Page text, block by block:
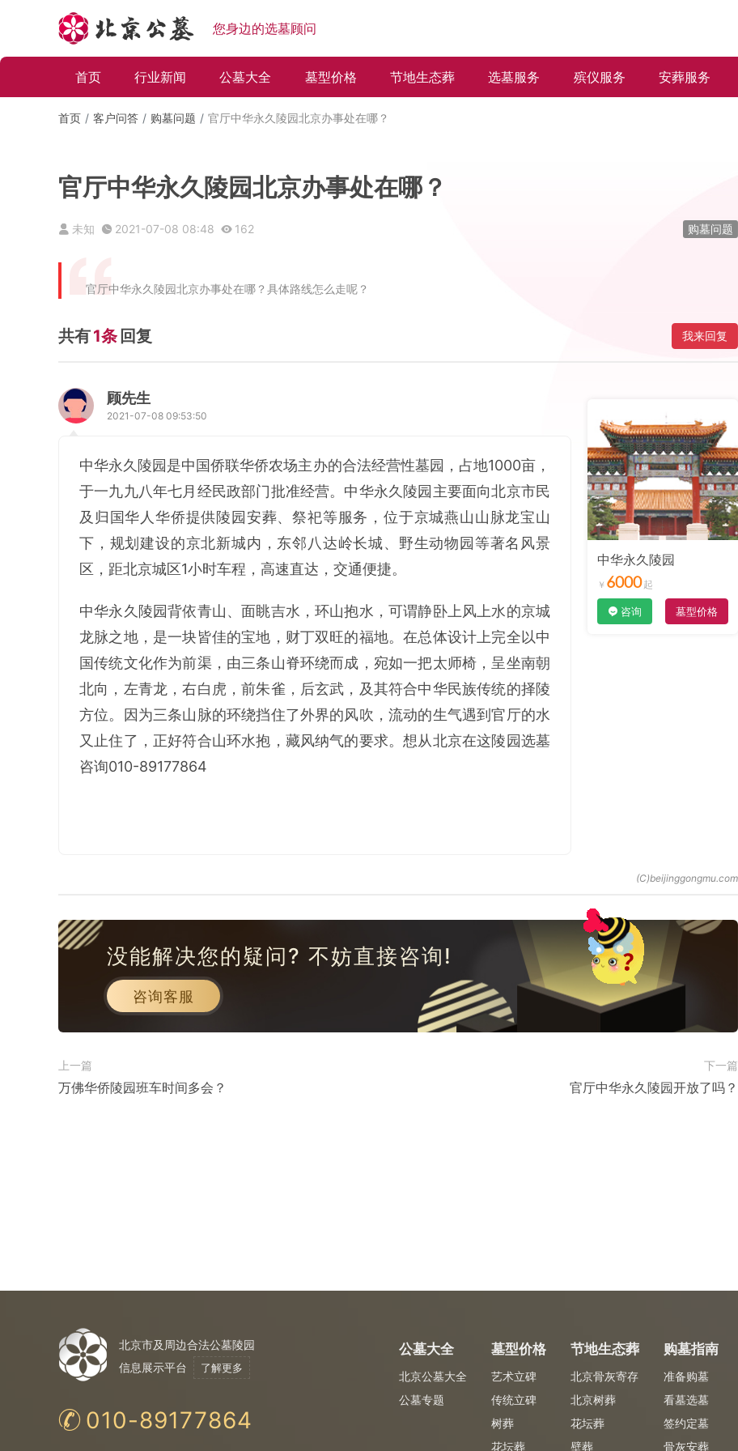
您身边的选墓顾问
首页 行业新闻 公墓大全 墓型价格 节地生态葬 选墓服务 殡仪服务 安葬服务
首页 客户问答 购墓问题 官厅中华永久陵园北京办事处在哪？
官厅中华永久陵园北京办事处在哪？
未知 2021-07-08 08:48 162 购墓问题
官厅中华永久陵园北京办事处在哪？具体路线怎么走呢？
共有1条 回复 我来回复
顾先生
2021-07-08 09:53:50
中华永久陵园是中国侨联华侨农场主办的合法经营性墓园，占地1000亩，
于一九九八年七月经民政部门批准经营。中华永久陵园主要面向北京市民
及归国华人华侨提供陵园安葬、祭祀等服务，位于京城燕山山脉龙宝山
下，规划建设的京北新城内，东邻八达岭长城、野生动物园等著名风景
区，距北京城区1小时车程，高速直达，交通便捷。
中华永久陵园背依青山、面眺吉水，环山抱水，可谓静卧上风上水的京城
龙脉之地，是一块皆佳的宝地，财丁双旺的福地。在总体设计上完全以中
国传统文化作为前渠，由三条山脊环绕而成，宛如一把太师椅，呈坐南朝
北向，左青龙，右白虎，前朱雀，后玄武，及其符合中华民族传统的择陵
方位。因为三条山脉的环绕挡住了外界的风吹，流动的生气遇到官厅的水
又止住了，正好符合山环水抱，藏风纳气的要求。想从北京在这陵园选墓
咨询010-89177864
中华永久陵园
6000
咨询 墓型价格
没能解决您的疑问? 不妨直接咨询!
咨询客服
上一篇
万佛华侨陵园班车时间多会？
下一篇
官厅中华永久陵园开放了吗？
北京市及周边合法公墓陵园
信息展示平台
了解更多
010-89177864
公墓大全
北京公墓大全
公墓专题
墓型价格
艺术立碑
传统立碑
树葬
花坛葬
节地生态葬
北京骨灰寄存
北京树葬
花坛葬
壁葬
购墓指南
准备购墓
看墓选墓
签约定墓
骨灰安葬